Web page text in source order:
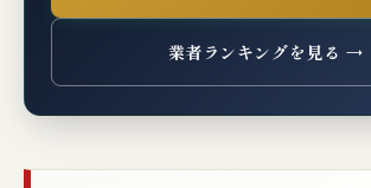
業者ランキングを見る →